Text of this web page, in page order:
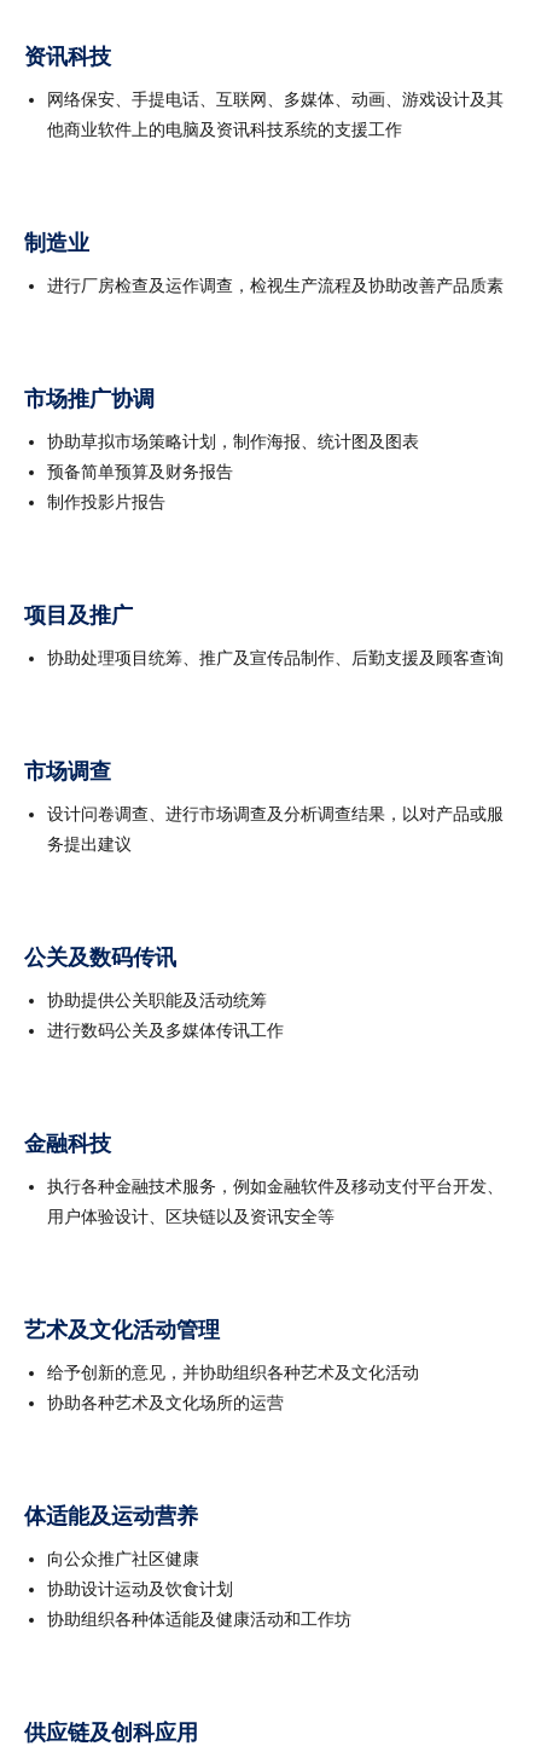
资讯科技
网络保安、手提电话、互联网、多媒体、动画、游戏设计及其
他商业软件上的电脑及资讯科技系统的支援工作
制造业
进行厂房检查及运作调查，检视生产流程及协助改善产品质素
市场推广协调
协助草拟市场策略计划，制作海报、统计图及图表
预备简单预算及财务报告
制作投影片报告
项目及推广
协助处理项目统筹、推广及宣传品制作、后勤支援及顾客查询
市场调查
设计问卷调查、进行市场调查及分析调查结果，以对产品或服
务提出建议
公关及数码传讯
协助提供公关职能及活动统筹
进行数码公关及多媒体传讯工作
金融科技
执行各种金融技术服务，例如金融软件及移动支付平台开发、
用户体验设计、区块链以及资讯安全等
艺术及文化活动管理
给予创新的意见，并协助组织各种艺术及文化活动
协助各种艺术及文化场所的运营
体适能及运动营养
向公众推广社区健康
协助设计运动及饮食计划
协助组织各种体适能及健康活动和工作坊
供应链及创科应用